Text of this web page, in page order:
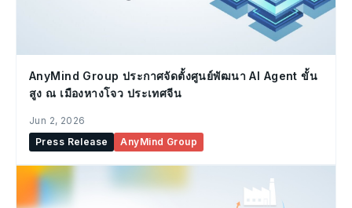
AnyMind Group ประกาศจัดตั้งศูนย์พัฒนา AI Agent ขั้น
สูง ณ เมืองหางโจว ประเทศจีน
Jun 2, 2026
Press Release
AnyMind Group